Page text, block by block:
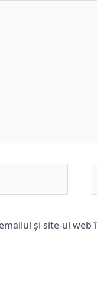
și site-ul